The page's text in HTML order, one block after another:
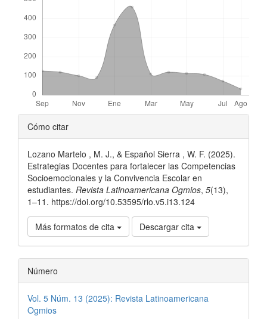
Detalles
del
artículo
Cómo citar
Lozano Martelo , M. J., & Español Sierra , W. F. (2025).
Estrategias Docentes para fortalecer las Competencias
Socioemocionales y la Convivencia Escolar en
estudiantes. Revista Latinoamericana Ogmios, 5(13),
1–11. https://doi.org/10.53595/rlo.v5.i13.124
Más formatos de cita Descargar cita
Número
Vol. 5 Núm. 13 (2025): Revista Latinoamericana
Ogmios